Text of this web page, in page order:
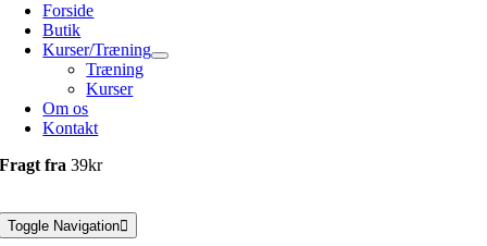
Forside
Butik
Kurser/Træning
Træning
Kurser
Om os
Kontakt
Fragt fra39kr
Toggle Navigation